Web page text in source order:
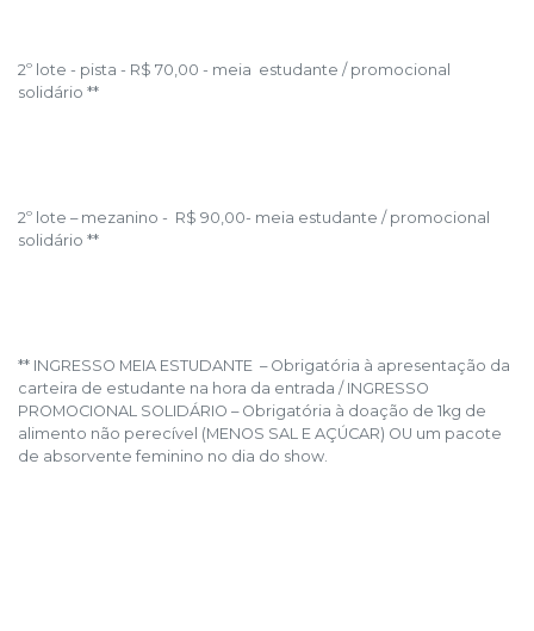
2º lote - pista - R$ 70,00 - meia estudante / promocional
solidário **
2º lote – mezanino - R$ 90,00- meia estudante / promocional
solidário **
** INGRESSO MEIA ESTUDANTE – Obrigatória à apresentação da
carteira de estudante na hora da entrada / INGRESSO
PROMOCIONAL SOLIDÁRIO – Obrigatória à doação de 1kg de
alimento não perecível (MENOS SAL E AÇÚCAR) OU um pacote
de absorvente feminino no dia do show.